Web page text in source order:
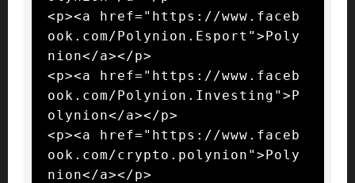
<p><a href="https://www.faceb
ook.com/Polynion.Esport">Poly
nion</a></p>
<p><a href="https://www.faceb
ook.com/Polynion.Investing">P
olynion</a></p>
<p><a href="https://www.faceb
ook.com/crypto.polynion">Poly
nion</a></p>